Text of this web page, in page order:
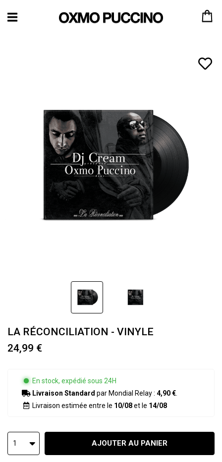
LA RÉCONCILIATION - VINYLE
24,99 €
En stock, expédié sous 24H
Livraison Standard par Mondial Relay : 4,90 €
Livraison estimée entre le 10/08et le 14/08
1 AJOUTER AU PANIER